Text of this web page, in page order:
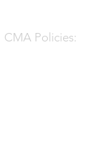
CMA Policies: